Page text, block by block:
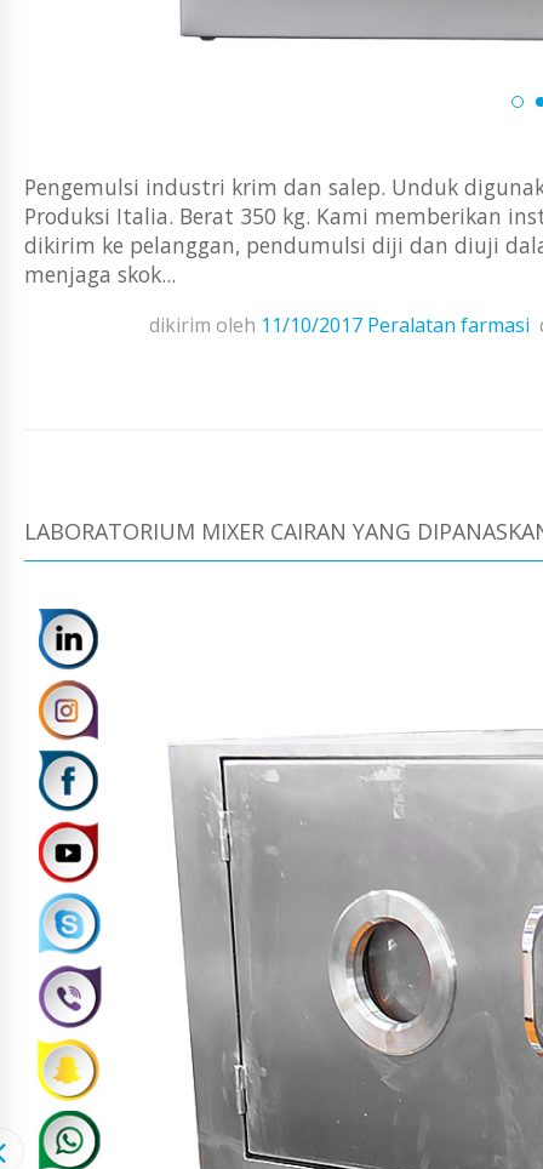
Pengemulsi industri krim dan salep. Unduk
Produksi Italia. Berat 350 kg. Kami memberikan
dikirim ke pelanggan, pendumulsi diji dan diuji
menjaga skok...
dikirim oleh 11/10/2017 Peralatan farmasi
LABORATORIUM MIXER CAIRAN YANG